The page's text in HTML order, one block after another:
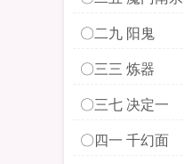
〇二九 阳鬼
〇三三 炼器
〇三七 决定一
〇四一 千幻面